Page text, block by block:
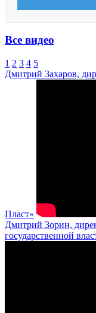
Все видео
1 2 3 4 5
Дмитрий Захаров,
Пласт»
Дмитрий Зорин,
государственной